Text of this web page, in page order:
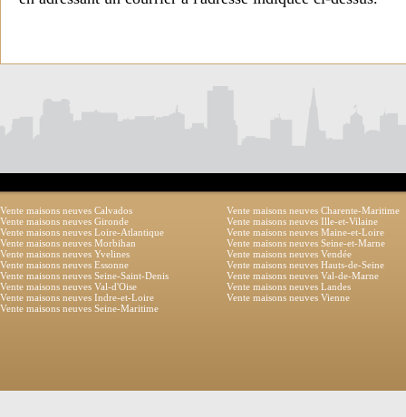
Vente maisons neuves Calvados
Vente maisons neuves Charente-Maritime
Vente maisons neuves Gironde
Vente maisons neuves Ille-et-Vilaine
Vente maisons neuves Loire-Atlantique
Vente maisons neuves Maine-et-Loire
Vente maisons neuves Morbihan
Vente maisons neuves Seine-et-Marne
Vente maisons neuves Yvelines
Vente maisons neuves Vendée
Vente maisons neuves Essonne
Vente maisons neuves Hauts-de-Seine
Vente maisons neuves Seine-Saint-Denis
Vente maisons neuves Val-de-Marne
Vente maisons neuves Val-d'Oise
Vente maisons neuves Landes
Vente maisons neuves Indre-et-Loire
Vente maisons neuves Vienne
Vente maisons neuves Seine-Maritime